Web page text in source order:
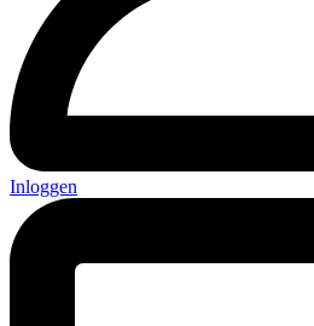
Inloggen